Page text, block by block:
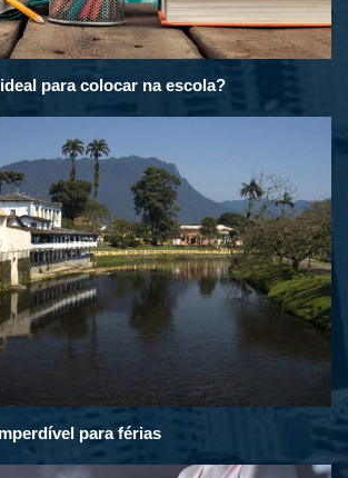
para colocar na escola?
para férias